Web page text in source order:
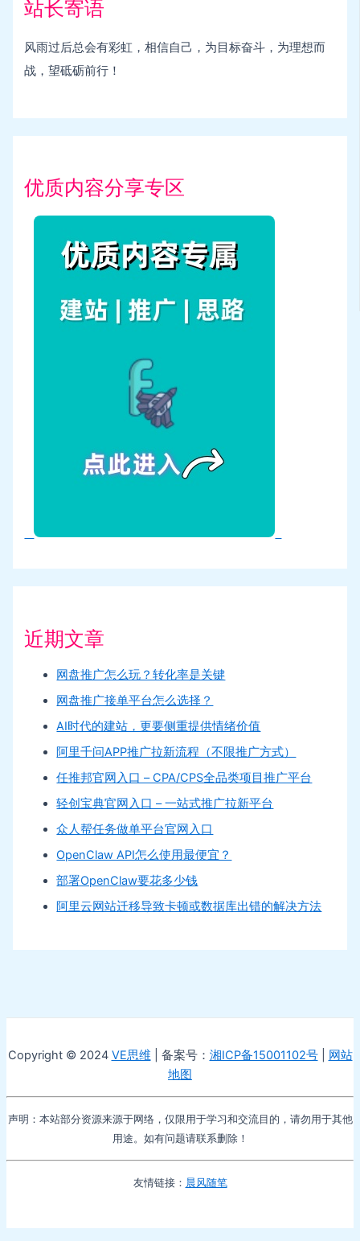
站长寄语
风雨过后总会有彩虹，相信自己，为目标奋斗，为理想而
战，望砥砺前行！
优质内容分享专区
近期文章
网盘推广怎么玩？转化率是关键
网盘推广接单平台怎么选择？
AI时代的建站，更要侧重提供情绪价值
阿里千问APP推广拉新流程（不限推广方式）
任推邦官网入口 – CPA/CPS全品类项目推广平台
轻创宝典官网入口 – 一站式推广拉新平台
众人帮任务做单平台官网入口
OpenClaw API怎么使用最便宜？
部署OpenClaw要花多少钱
阿里云网站迁移导致卡顿或数据库出错的解决方法
Copyright © 2024 VE思维 | 备案号： 湘ICP备15001102号| 网站
地图
声明：本站部分资源来源于网络，仅限用于学习和交流目的，请勿用于其他
用途。如有问题请联系删除！
友情链接： 晨风随笔